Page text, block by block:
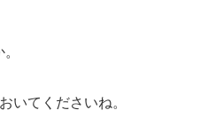
いてくださいね。